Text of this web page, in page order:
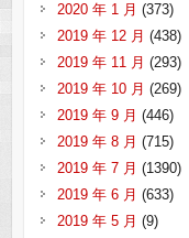
2020 年 1 月 (373)
2019 年 12 月 (438)
2019 年 11 月 (293)
2019 年 10 月 (269)
2019 年 9 月 (446)
2019 年 8 月 (715)
2019 年 7 月 (1390)
2019 年 6 月 (633)
2019 年 5 月 (9)